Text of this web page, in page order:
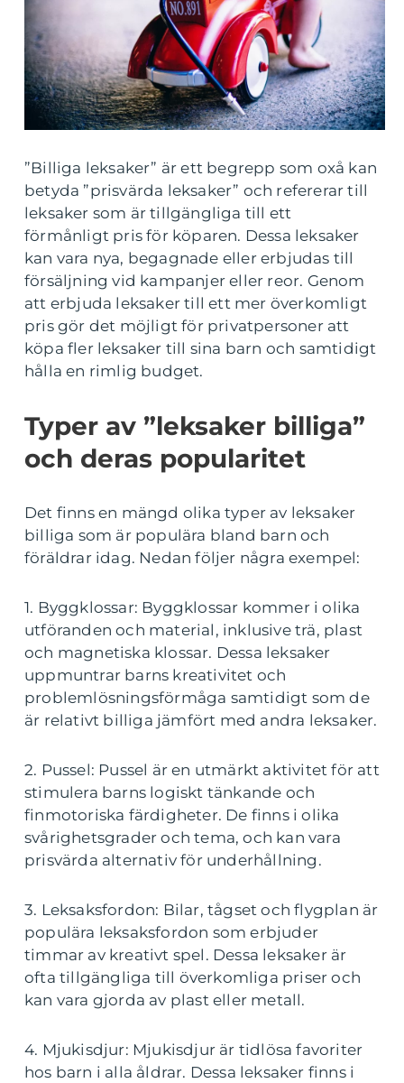
”Billiga leksaker” är ett begrepp som oxå kan
betyda ”prisvärda leksaker” och refererar till
leksaker som är tillgängliga till ett
förmånligt pris för köparen. Dessa leksaker
kan vara nya, begagnade eller erbjudas till
försäljning vid kampanjer eller reor. Genom
att erbjuda leksaker till ett mer överkomligt
pris gör det möjligt för privatpersoner att
köpa fler leksaker till sina barn och samtidigt
hålla en rimlig budget.
Typer av ”leksaker billiga”
och deras popularitet
Det finns en mängd olika typer av leksaker
billiga som är populära bland barn och
föräldrar idag. Nedan följer några exempel:
1. Byggklossar: Byggklossar kommer i olika
utföranden och material, inklusive trä, plast
och magnetiska klossar. Dessa leksaker
uppmuntrar barns kreativitet och
problemlösningsförmåga samtidigt som de
är relativt billiga jämfört med andra leksaker.
2. Pussel: Pussel är en utmärkt aktivitet för att
stimulera barns logiskt tänkande och
finmotoriska färdigheter. De finns i olika
svårighetsgrader och tema, och kan vara
prisvärda alternativ för underhållning.
3. Leksaksfordon: Bilar, tågset och flygplan är
populära leksaksfordon som erbjuder
timmar av kreativt spel. Dessa leksaker är
ofta tillgängliga till överkomliga priser och
kan vara gjorda av plast eller metall.
4. Mjukisdjur: Mjukisdjur är tidlösa favoriter
hos barn i alla åldrar. Dessa leksaker finns i